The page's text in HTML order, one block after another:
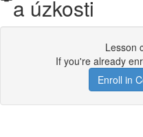
a úzkosti
Lesson
If you're already
Enroll in